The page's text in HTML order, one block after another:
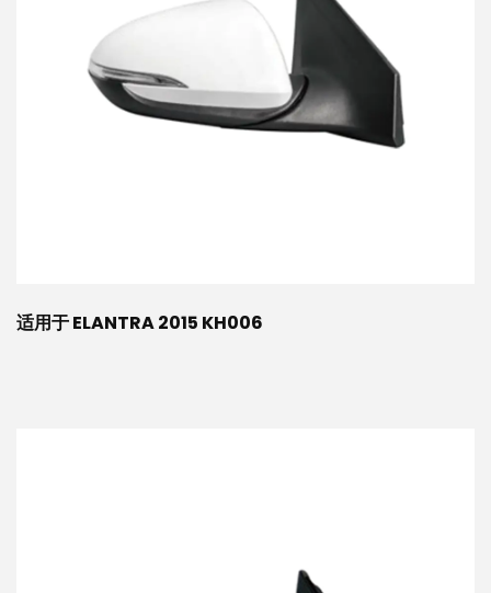
适用于 ELANTRA 2015 KH006